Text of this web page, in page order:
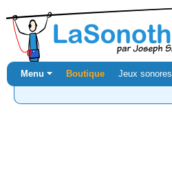
Menu ⏷ Boutique Jeux sonores